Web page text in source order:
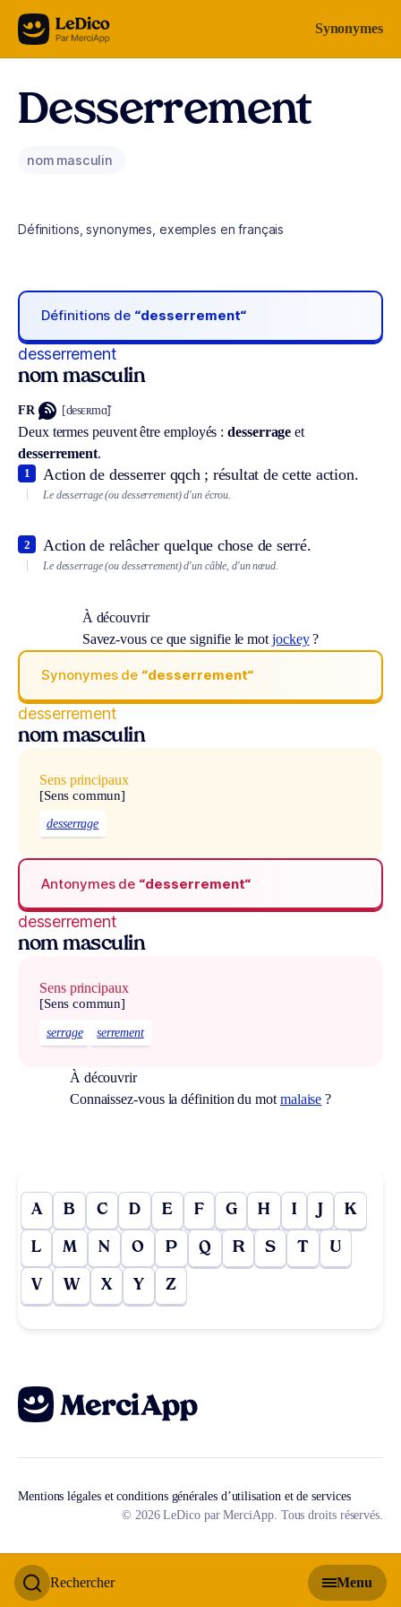
Aller au contenu Synonymes
Rechercher Menu
Desserrement
nom masculin
Définitions, synonymes, exemples en français
Définitions de “desserrement“
desserrement
nom masculin
FR [desɛʀmɑ̃]
Deux termes peuvent être employés :desserrage et
desserrement.
Action de desserrer qqch ; résultat de cette action.
1
Le desserrage (ou desserrement) d'un écrou.
Action de relâcher quelque chose de serré.
2
Le desserrage (ou desserrement) d'un câble, d'un nœud.
À découvrir
Savez-vous ce que signifie le mot jockey?
Synonymes de “desserrement“
desserrement
nom masculin
Sens principaux
[Sens commun]
desserrage
Antonymes de “desserrement“
desserrement
nom masculin
Sens principaux
[Sens commun]
serrage serrement
À découvrir
Connaissez-vous la définition du mot malaise ?
A B C D E F G H I J K
L M N O P Q R S T U
V W X Y Z
Mentions légales et conditions générales d’utilisation et de services
© 2026 LeDico par MerciApp. Tous droits réservés.